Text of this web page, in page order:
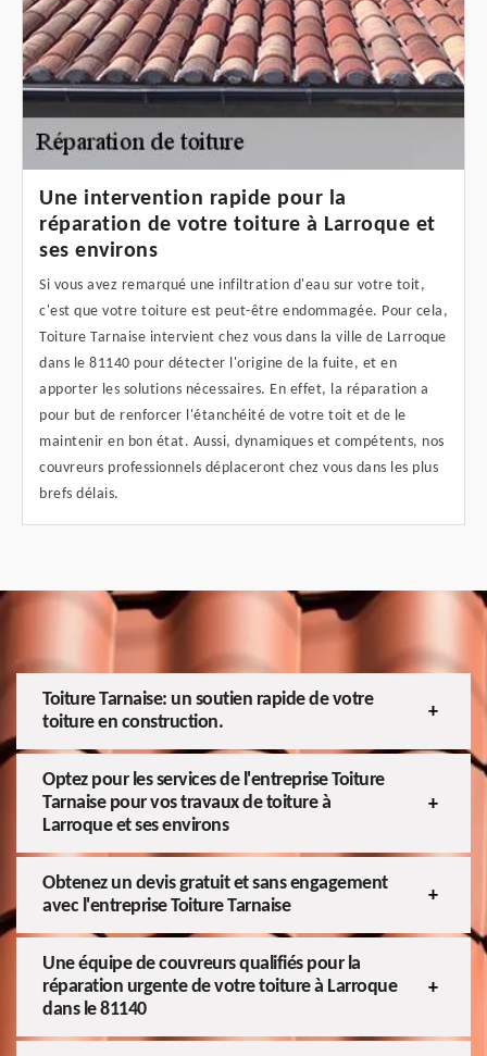
Une intervention rapide pour la
réparation de votre toiture à Larroque et
ses environs
Si vous avez remarqué une infiltration d'eau sur votre toit,
c'est que votre toiture est peut-être endommagée. Pour cela,
Toiture Tarnaise intervient chez vous dans la ville de Larroque
dans le 81140 pour détecter l'origine de la fuite, et en
apporter les solutions nécessaires. En effet, la réparation a
pour but de renforcer l'étanchéité de votre toit et de le
maintenir en bon état. Aussi, dynamiques et compétents, nos
couvreurs professionnels déplaceront chez vous dans les plus
brefs délais.
Toiture Tarnaise: un soutien rapide de votre
toiture en construction.
Optez pour les services de l'entreprise Toiture
Tarnaise pour vos travaux de toiture à
Larroque et ses environs
Obtenez un devis gratuit et sans engagement
avec l'entreprise Toiture Tarnaise
Une équipe de couvreurs qualifiés pour la
réparation urgente de votre toiture à Larroque
dans le 81140